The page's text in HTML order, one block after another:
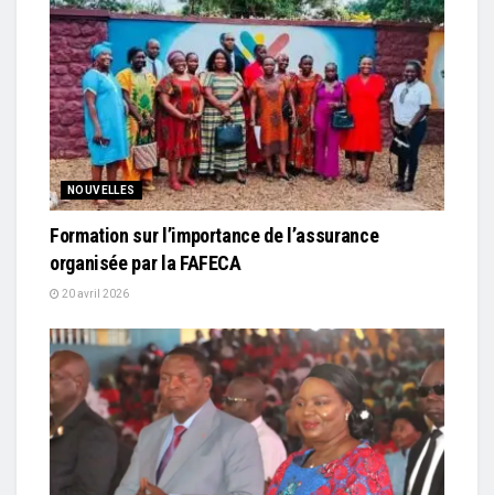
NOUVELLES
Formation sur l’importance de l’assurance
organisée par la FAFECA
20 avril 2026